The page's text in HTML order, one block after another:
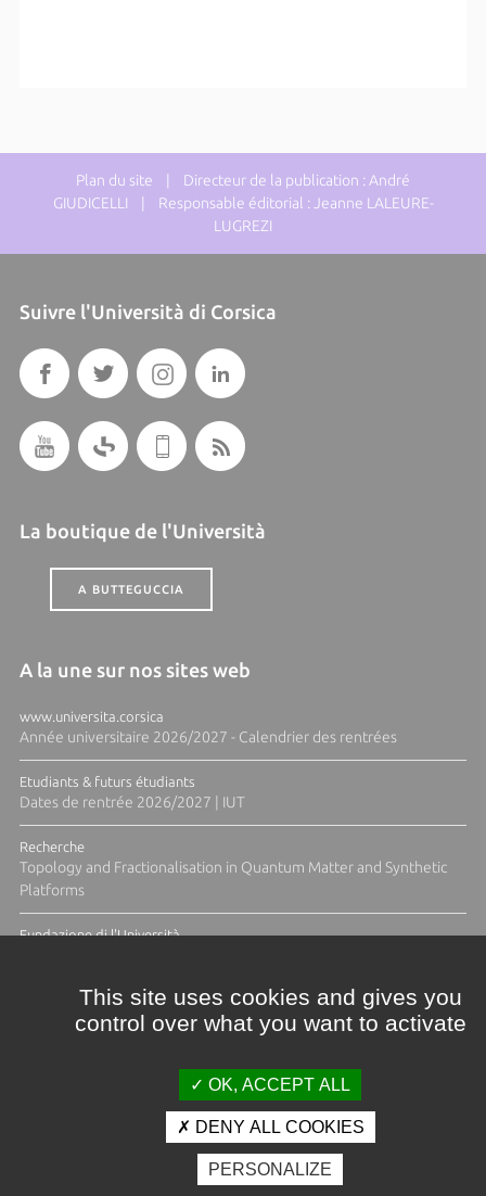
Plan du site | Directeur de la publication : André
GIUDICELLI | Responsable éditorial : Jeanne LALEURE-
LUGREZI
Suivre l'Università di Corsica
La boutique de l'Università
A BUTTEGUCCIA
A la une sur nos sites web
www.universita.corsica
Année universitaire 2026/2027 - Calendrier des rentrées
Etudiants & futurs étudiants
Dates de rentrée 2026/2027 | IUT
Recherche
Topology and Fractionalisation in Quantum Matter and Synthetic
Platforms
Fundazione di l'Università
Crédits et mentions légales
Espace presse
Photothèque
This site uses cookies and gives you
control over what you want to activate
OK, ACCEPT ALL
DENY ALL COOKIES
PERSONALIZE